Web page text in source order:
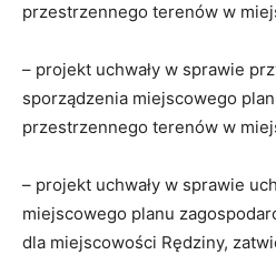
przestrzennego terenów w
– projekt uchwały w sprawie
sporządzenia miejscowego
przestrzennego terenów w
– projekt uchwały w sprawie
miejscowego planu
dla miejscowości Rędziny,